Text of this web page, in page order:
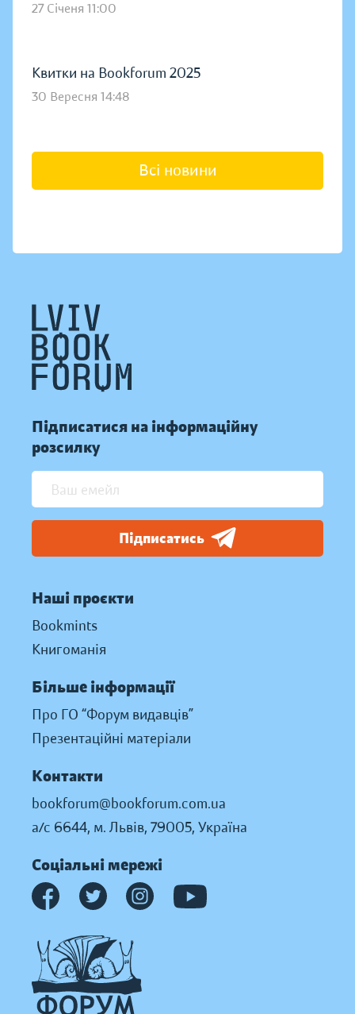
27 Січеня 11:00
Квитки на Bookforum 2025
30 Вересня 14:48
Всі новини
Підписатися на інформаційну
розсилку
Підписатись
Наші проєкти
Bookmints
Книгоманія
Більше інформації
Про ГО “Форум видавців”
Презентаційні матеріали
Контакти
bookforum@bookforum.com.ua
а/с 6644, м. Львів, 79005, Україна
Соціальні мережі